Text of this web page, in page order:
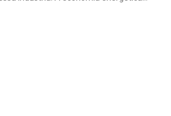
de um alumínio mais limpo, no